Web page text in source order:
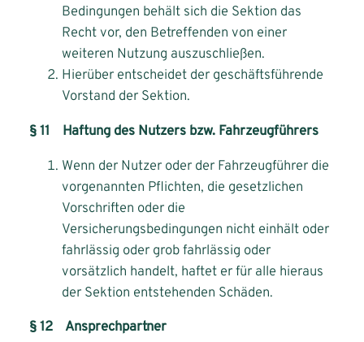
Bedingungen behält sich die Sektion das
Recht vor, den Betreffenden von einer
weiteren Nutzung auszuschließen.
Hierüber entscheidet der geschäftsführende
Vorstand der Sektion.
§ 11 Haftung des Nutzers bzw. Fahrzeugführers
Wenn der Nutzer oder der Fahrzeugführer die
vorgenannten Pflichten, die gesetzlichen
Vorschriften oder die
Versicherungsbedingungen nicht einhält oder
fahrlässig oder grob fahrlässig oder
vorsätzlich handelt, haftet er für alle hieraus
der Sektion entstehenden Schäden.
§ 12 Ansprechpartner